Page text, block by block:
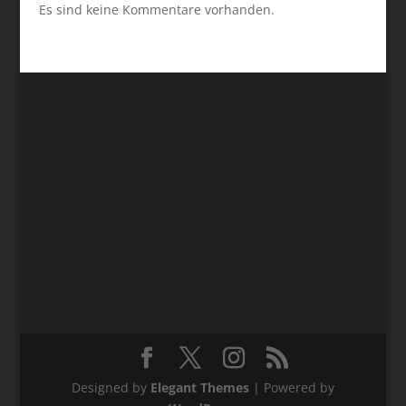
Es sind keine Kommentare vorhanden.
Designed by Elegant Themes| Powered by